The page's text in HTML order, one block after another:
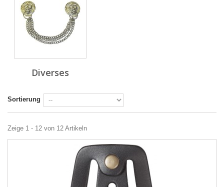
Diverses
Sortierung
Zeige 1 - 12 von 12 Artikeln